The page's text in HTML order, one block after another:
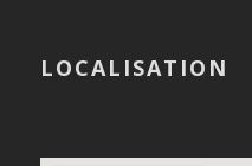
LOCALISATION